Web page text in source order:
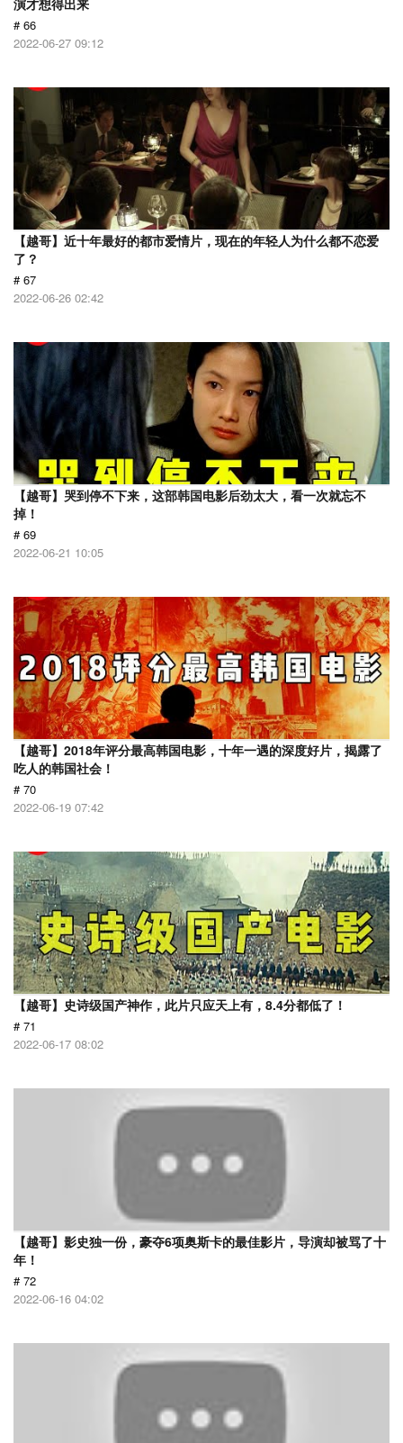
演才想得出来
# 66
2022-06-27 09:12
【越哥】近十年最好的都市爱情片，现在的年轻人为什么都不恋爱
了？
# 67
2022-06-26 02:42
【越哥】哭到停不下来，这部韩国电影后劲太大，看一次就忘不
掉！
# 69
2022-06-21 10:05
【越哥】2018年评分最高韩国电影，十年一遇的深度好片，揭露了
吃人的韩国社会！
# 70
2022-06-19 07:42
【越哥】史诗级国产神作，此片只应天上有，8.4分都低了！
# 71
2022-06-17 08:02
【越哥】影史独一份，豪夺6项奥斯卡的最佳影片，导演却被骂了十
年！
# 72
2022-06-16 04:02